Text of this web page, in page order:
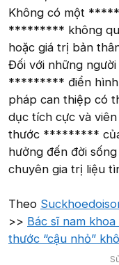
Không có một
********* không
hoặc giá trị bản
Đối với những
********* điển hình
pháp can thiệp có
dục tích cực và
thước ********* của
hưởng đến đời
chuyên gia trị liệu
Theo
>> Bác sĩ nam
thước “cậu nhỏ”